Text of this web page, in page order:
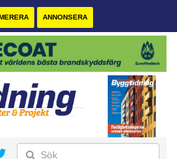
ANNONSERA